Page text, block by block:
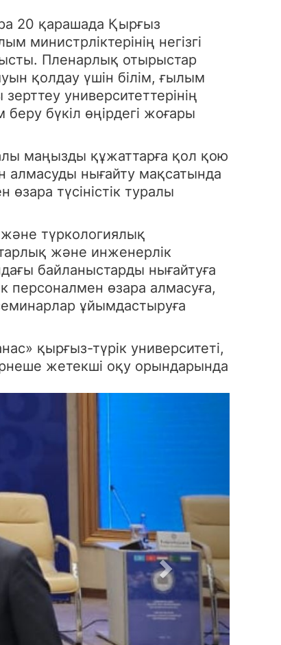
20 қарашада Қырғыз
министрліктерінің негізгі
Пленарлық отырыстар
қолдау үшін білім, ғылым
университеттерінің
бүкіл өңірдегі жоғары
маңызды құжаттарға қол қою
алмасуды нығайту мақсатында
түсіністік туралы
түркологиялық
және инженерлік
байланыстарды нығайтуға
персоналмен өзара алмасуға,
ұйымдастыруға
қырғыз-түрік университеті,
жетекші оқу орындарында